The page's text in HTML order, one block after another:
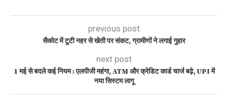
previous post
सैकोट में टूटी नहर से खेती पर संकट, ग्रामीणों ने लगाई गुहार
next post
1 मई से बदले कई नियम : एलपीजी महंगा, ATM और क्रेडिट कार्ड चार्ज बढ़े, UPI में
नया सिस्टम लागू